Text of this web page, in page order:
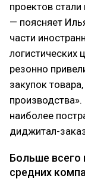
проектов
— поясняет
части
логистических
резонно
закупок
производства».
наиболее
диджитал-
Больше всего
средних